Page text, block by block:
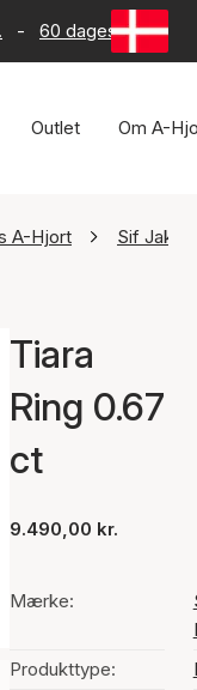
- 60 dages returret
Outlet Om A-
A-Hjort Sif
Tiara
Ring 0.67
ct
9.490,00 kr.
Mærke:
Produkttype: